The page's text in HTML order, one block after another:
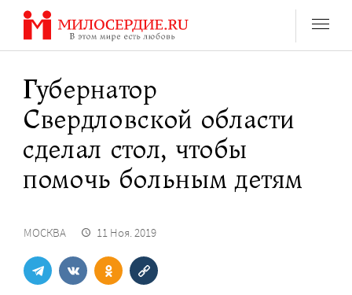
Перейти
содержанию
Губернатор
Свердловской области
сделал стол, чтобы
помочь больным детям
МОСКВА 11 Ноя. 2019